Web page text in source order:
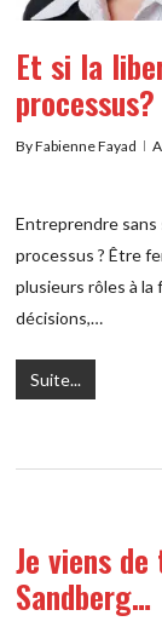
Et si la
processus?
ByFabienne Fayad
Entreprendre sans
processus ? Être
plusieurs rôles à
décisions,…
Suite...
Je viens
Sandberg…